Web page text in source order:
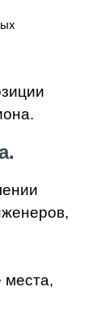
места,